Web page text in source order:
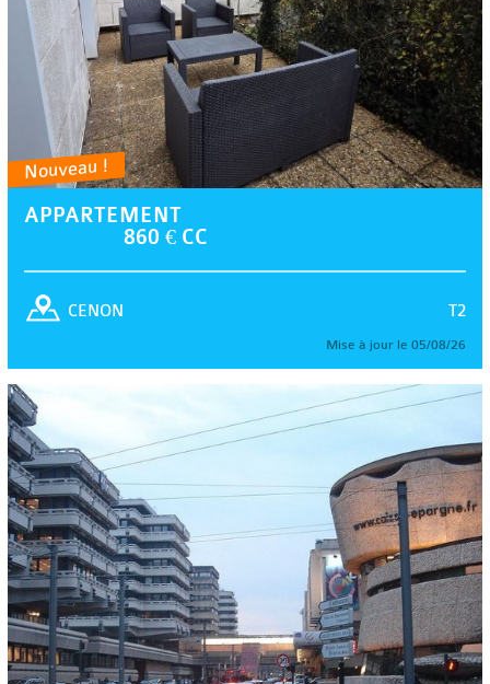
Nouveau !
APPARTEMENT
860 € CC
T2
CENON
Mise à jour le 05/08/26